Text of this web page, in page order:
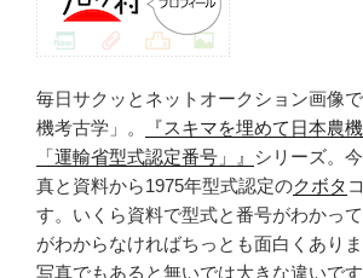
毎日サクッとネットオークション画像
機考古学」。
『スキマを埋めて日本農
「運輸省型式認定番号」』 シリーズ。
真と資料から1975年型式認定のクボタ
す。いくら資料で型式と番号がわかっ
がわからなければちっとも面白くあり
写真でもあると無いでは大きな違いです